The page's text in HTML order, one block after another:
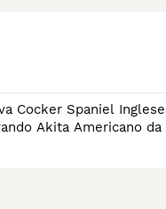
Akita Americano da